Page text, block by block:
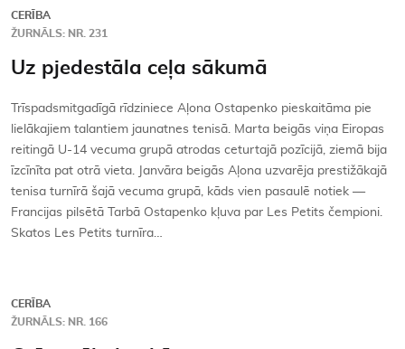
CERĪBA
ŽURNĀLS: NR. 231
Uz pjedestāla ceļa sākumā
Trīspadsmitgadīgā rīdziniece Aļona Ostapenko pieskaitāma pie
lielākajiem talantiem jaunatnes tenisā. Marta beigās viņa Eiropas
reitingā U-14 vecuma grupā atrodas ceturtajā pozīcijā, ziemā bija
īzcīnīta pat otrā vieta. Janvāra beigās Aļona uzvarēja prestižākajā
tenisa turnīrā šajā vecuma grupā, kāds vien pasaulē notiek —
Francijas pilsētā Tarbā Ostapenko kļuva par Les Petits čempioni.
Skatos Les Petits turnīra…
CERĪBA
ŽURNĀLS: NR. 166